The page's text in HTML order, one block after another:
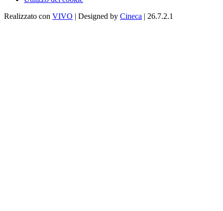
Realizzato con VIVO | Designed by Cineca | 26.7.2.1